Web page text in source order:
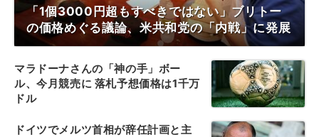
「1個3000円超もすべきではない」ブリトー
の価格めぐる議論、米共和党の「内戦」に発展
マラドーナさんの「神の手」ボー
ル、今月競売に 落札予想価格は1千万
ドル
ドイツでメルツ首相が辞任計画と主